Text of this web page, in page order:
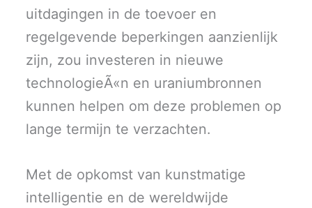
uitdagingen in de toevoer en
regelgevende beperkingen aanzienlijk
zijn, zou investeren in nieuwe
technologieÃ«n en uraniumbronnen
kunnen helpen om deze problemen op
lange termijn te verzachten.
Met de opkomst van kunstmatige
intelligentie en de wereldwijde